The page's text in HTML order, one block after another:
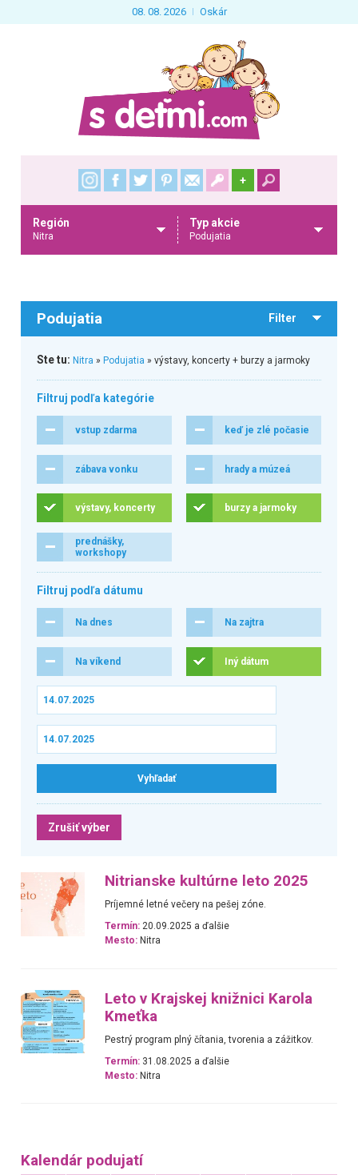
08. 08. 2026 Oskár
+
Región
Nitra
Typ akcie
Podujatia
Podujatia Filter
Ste tu: Nitra » Podujatia » výstavy, koncerty + burzy a jarmoky
Filtruj podľa kategórie
vstup zdarma keď je zlé počasie
zábava vonku hrady a múzeá
výstavy, koncerty burzy a jarmoky
prednášky,
workshopy
Filtruj podľa dátumu
Na dnes Na zajtra
Na víkend Iný dátum
Zrušiť výber
Nitrianske kultúrne leto 2025
Príjemné letné večery na pešej zóne.
Termín: 20.09.2025 a ďalšie
Mesto: Nitra
Leto v Krajskej knižnici Karola
Kmeťka
Pestrý program plný čítania, tvorenia a zážitkov.
Termín: 31.08.2025 a ďalšie
Mesto: Nitra
Kalendár podujatí